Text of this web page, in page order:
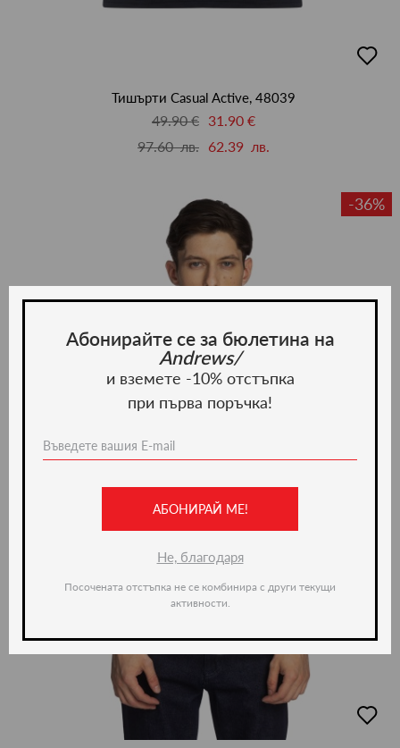
в
Тишърти Casual Active, 48039
49.90 € 31.90 €
97.60 лв. 62.39 лв.
-36%
в
Абонирайте се за бюлетина на
Andrews/
и вземете -10% отстъпка
при първа поръчка!
АБОНИРАЙ МЕ!
Не, благодаря
Посочената отстъпка не се комбинира с други текущи
активности.